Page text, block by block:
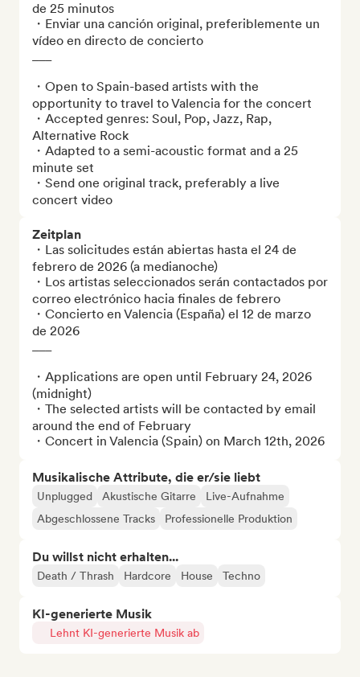
de 25 minutos
・Enviar una canción original, preferiblemente un
vídeo en directo de concierto
・Open to Spain-based artists with the
opportunity to travel to Valencia for the concert
・Accepted genres: Soul, Pop, Jazz, Rap,
Alternative Rock
・Adapted to a semi-acoustic format and a 25
minute set
・Send one original track, preferably a live
concert video
Zeitplan
・Las solicitudes están abiertas hasta el 24 de
febrero de 2026 (a medianoche)
・Los artistas seleccionados serán contactados por
correo electrónico hacia finales de febrero
・Concierto en Valencia (España) el 12 de marzo
de 2026
・Applications are open until February 24, 2026
(midnight)
・The selected artists will be contacted by email
around the end of February
・Concert in Valencia (Spain) on March 12th, 2026
Musikalische Attribute, die er/sie liebt
Unplugged Akustische Gitarre
Live-Aufnahme
Abgeschlossene Tracks
Professionelle Produktion
Du willst nicht erhalten...
Death / Thrash Hardcore House Techno
KI-generierte Musik
Lehnt KI-generierte Musik ab